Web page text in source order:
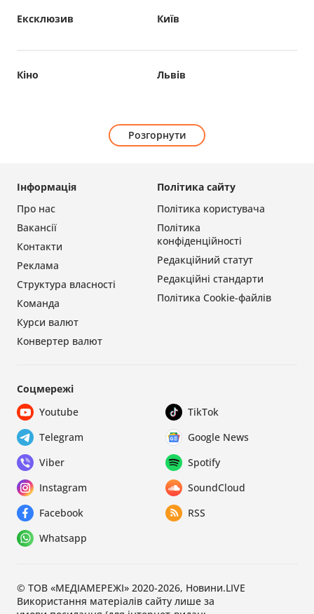
Ексклюзив Київ
Кіно Львів
Розгорнути
Політика сайту
Політика користувача
Політика
конфіденційності
Редакційний статут
Редакційні стандарти
Політика Cookie-файлів
Інформація
Про нас
Вакансії
Контакти
Реклама
Структура власності
Команда
Курси валют
Конвертер валют
Соцмережі
Youtube
TikTok
Telegram
Google News
Viber
Spotify
Instagram
SoundCloud
Facebook
RSS
Whatsapp
© ТОВ «МЕДІАМЕРЕЖІ» 2020-2026, Новини.LIVE
Використання матеріалів сайту лише за